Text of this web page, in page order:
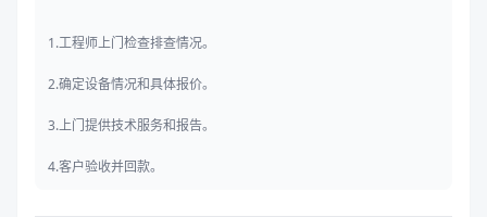
1.工程师上门检查排查情况。
2.确定设备情况和具体报价。
3.上门提供技术服务和报告。
4.客户验收并回款。